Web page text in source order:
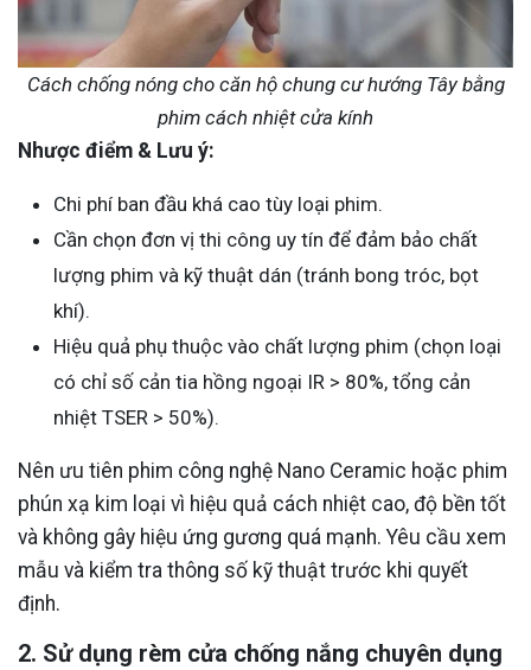
Cách chống nóng cho căn hộ chung cư hướng Tây bằng
phim cách nhiệt cửa kính
Nhược điểm & Lưu ý:
Chi phí ban đầu khá cao tùy loại phim.
Cần chọn đơn vị thi công uy tín để đảm bảo chất
lượng phim và kỹ thuật dán (tránh bong tróc, bọt
khí).
Hiệu quả phụ thuộc vào chất lượng phim (chọn loại
có chỉ số cản tia hồng ngoại IR > 80%, tổng cản
nhiệt TSER > 50%).
Nên ưu tiên phim công nghệ Nano Ceramic hoặc phim
phún xạ kim loại vì hiệu quả cách nhiệt cao, độ bền tốt
và không gây hiệu ứng gương quá mạnh. Yêu cầu xem
mẫu và kiểm tra thông số kỹ thuật trước khi quyết
định.
2. Sử dụng rèm cửa chống nắng chuyên dụng